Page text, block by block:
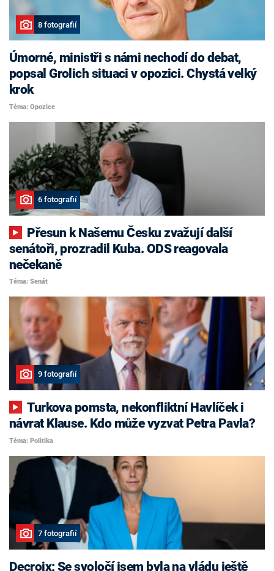
8 fotografií
Úmorné, ministři s námi nechodí do debat,
popsal Grolich situaci v opozici. Chystá velký
krok
Téma: Opozice
6 fotografií
senátoři, prozradil Kuba. ODS reagovala
nečekaně
Téma: Senát
9 fotografií
Turkova pomsta, nekonfliktní Havlíček i
návrat Klause. Kdo může vyzvat Petra Pavla?
Téma: Politika
7 fotografií
Decroix: Se svoločí jsem byla na vládu ještě